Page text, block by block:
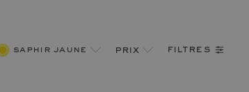
saphir jaune prix filtres